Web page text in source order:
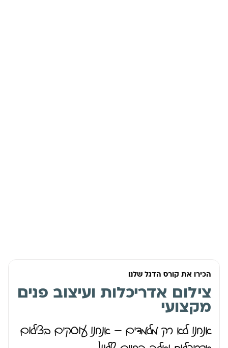
הכירו את קורס הדגל שלנו
צילום אדריכלות ועיצוב פנים
מקצועי
אנחנו לא רק מלמדים – אנחנו עוסקים בצילום